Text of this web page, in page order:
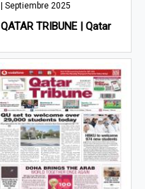
| Septiembre 2025
QATAR TRIBUNE | Qatar